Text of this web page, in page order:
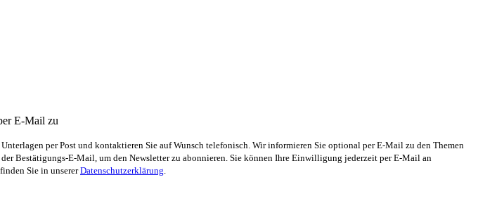
E-Mail zu
per Post und kontaktieren Sie auf Wunsch telefonisch. Wir informieren Sie optional per E-Mail zu den Themen
Bestätigungs-E-Mail, um den Newsletter zu abonnieren. Sie können Ihre Einwilligung jederzeit per E-Mail an
Sie in unsererDatenschutzerklärung